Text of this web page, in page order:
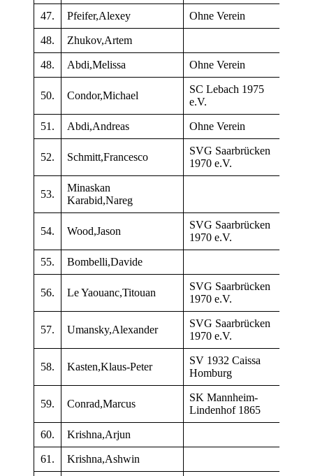
47. Pfeifer,Alexey Ohne Verein
48. Zhukov,Artem
48. Abdi,Melissa Ohne Verein
50. Condor,Michael
SC Lebach 1975
e.V.
51. Abdi,Andreas Ohne Verein
52. Schmitt,Francesco
SVG Saarbrücken
1970 e.V.
53.
Minaskan
Karabid,Nareg
54. Wood,Jason
SVG Saarbrücken
1970 e.V.
55. Bombelli,Davide
56. Le Yaouanc,Titouan
SVG Saarbrücken
1970 e.V.
57. Umansky,Alexander
SVG Saarbrücken
1970 e.V.
58. Kasten,Klaus-Peter
SV 1932 Caissa
Homburg
59. Conrad,Marcus
SK Mannheim-
Lindenhof 1865
60. Krishna,Arjun
61. Krishna,Ashwin